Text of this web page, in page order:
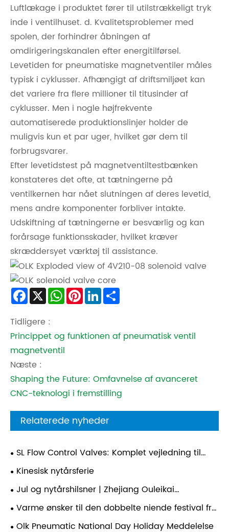
Luftlækage i produktet fører til utilstrækkeligt tryk
inde i ventilhuset. d. Kvalitetsproblemer med
spolen, der forhindrer åbningen af ​​
omdirigeringskanalen efter energitilførsel.
Levetiden for pneumatiske magnetventiler måles
typisk i cyklusser. Afhængigt af driftsmiljøet kan
det variere fra flere millioner til titusinder af
cyklusser. Men i nogle højfrekvente
automatiserede produktionslinjer holder de
muligvis kun et par uger, hvilket gør dem til
forbrugsvarer.
Efter levetidstest på magnetventiltestbænken
konstateres det ofte, at tætningerne på
ventilkernen har nået slutningen af ​​deres levetid,
mens andre komponenter forbliver intakte.
Udskiftning af tætningerne er besværlig og kan
forårsage funktionsskader, hvilket kræver
skræddersyet værktøj til assistance.
Facebook
X WhatsApp
PinterestLinkedIn
Tidligere :
Princippet og funktionen af ​​pneumatisk ventil
magnetventil
Næste :
Shaping the Future: Omfavnelse af avanceret
CNC-teknologi i fremstilling
Relaterede nyheder
SL Flow Control Valves: Komplet vejledning til
struktur, funktion og applikationer
Kinesisk nytårsferie
Jul og nytårshilsner | Zhejiang Ouleikai
pneumatiske ønsker dig Happy Holidays!
Varme ønsker til den dobbelte niende festival fra
Zhejiang Ouleikai Pneumatic Co., Ltd.!
Olk Pneumatic National Day Holiday Meddelelse